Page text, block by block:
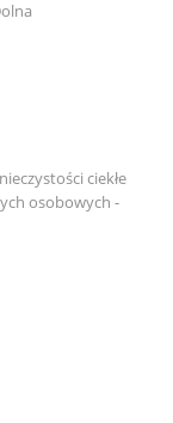
ciekłe
osobowych -